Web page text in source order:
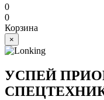
0
0
Корзина
×
УСПЕЙ